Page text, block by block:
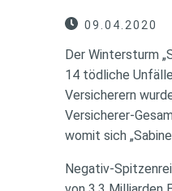
09.04.2020
Der Wintersturm
14 tödliche
Versicherern
Versicherer-
womit sich
Negativ-